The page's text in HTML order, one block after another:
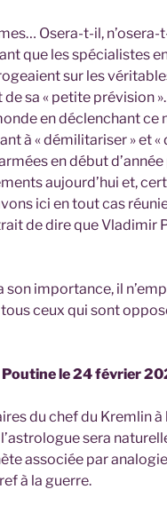
Osera-t-il, n’osera-
que les spécialistes
sur les
sa « petite prévision
en déclenchant ce
à « démilitariser » et «
en début d’année
aujourd’hui et,
ici en tout cas
de dire que Vladimir
son importance, il
ceux qui sont
le 24 février
du chef du Kremlin à
sera
associée par
à la guerre.